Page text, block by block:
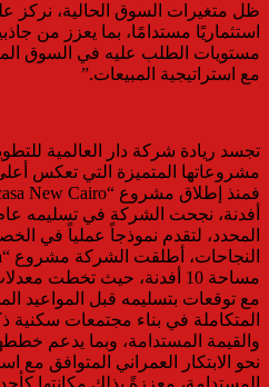
ظل متغيرات السوق الحالية، نركز
استثماريًا مستدامًا، بما يعزز من
مستويات الطلب عليه في السوق
مع استراتيجية المبيعات.”
تجسد ريادة شركة دار العالمية
مشروعاتها المتميزة التي تعكس أعلى
المحدد، لتقدم نموذجاً عملياً في
مع توقعات بتسليمه قبل المواعيد
المتكاملة في بناء مجتمعات سكنية
والقيمة المستدامة، وبما يدعم
نحو الابتكار العمراني المتوافق مع
المستدامة، معززةً بذلك مكانتها